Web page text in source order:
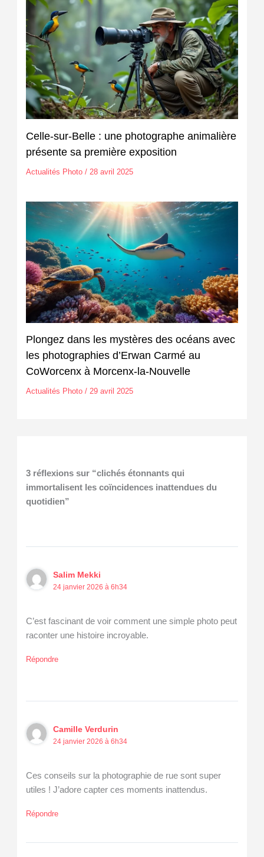
Celle-sur-Belle : une photographe animalière
présente sa première exposition
Actualités Photo/ 28 avril 2025
Plongez dans les mystères des océans avec
les photographies d’Erwan Carmé au
CoWorcenx à Morcenx-la-Nouvelle
Actualités Photo/ 29 avril 2025
3 réflexions sur “clichés étonnants qui
immortalisent les coïncidences inattendues du
quotidien”
Salim Mekki
24 janvier 2026 à 6h34
C’est fascinant de voir comment une simple photo peut
raconter une histoire incroyable.
Répondre
Camille Verdurin
24 janvier 2026 à 6h34
Ces conseils sur la photographie de rue sont super
utiles ! J’adore capter ces moments inattendus.
Répondre